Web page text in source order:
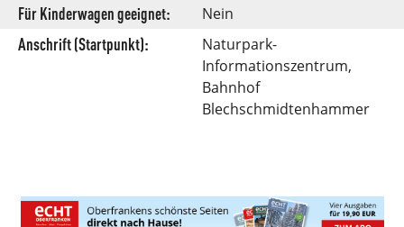
Für Kinderwagen geeignet: Nein
Anschrift (Startpunkt):
Naturpark-
Informationszentrum,
Bahnhof
Blechschmidtenhammer